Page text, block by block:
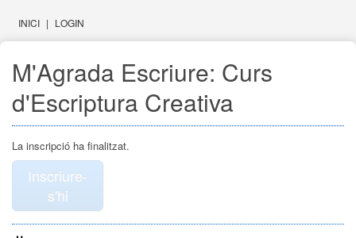
INICI | LOGIN
M'Agrada Escriure: Curs
d'Escriptura Creativa
La inscripció ha finalitzat.
Inscriure-
s'hi